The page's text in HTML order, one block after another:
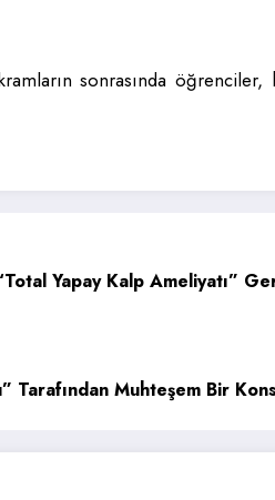
sonrasında
Yapay Kalp Ameliyatı”
Tarafından Muhteşem Bir